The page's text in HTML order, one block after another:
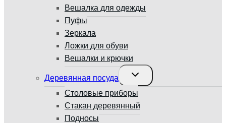
Вешалка для одежды
Пуфы
Зеркала
Ложки для обуви
Вешалки и крючки
Деревянная посуда
Переключить
дочернее
меню
Столовые приборы
Стакан деревянный
Подносы